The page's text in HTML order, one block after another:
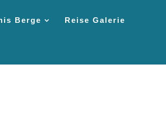
Berge Reise Galerie